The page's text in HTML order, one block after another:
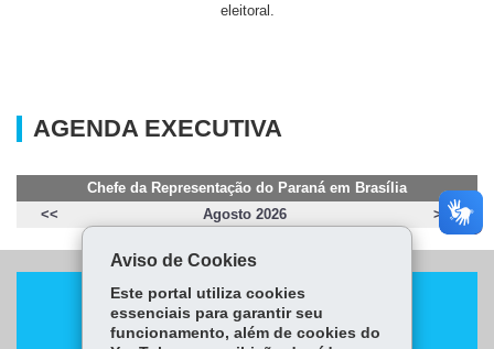
eleitoral.
AGENDA EXECUTIVA
Chefe da Representação do Paraná em Brasília
<<
Agosto 2026 >>
Aviso de Cookies
Este portal utiliza cookies
essenciais para garantir seu
funcionamento, além de cookies do